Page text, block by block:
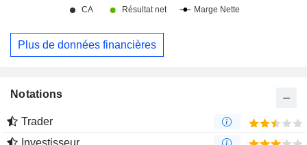
Plus de données financières
Notations
Trader